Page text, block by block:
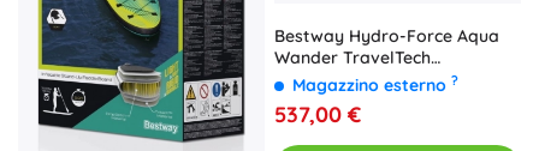
Bestway Hydro-Force Aqua
Wander TravelTech
paddleboard SUP gonfiabile
305 × 84 × 12 cm con pagaia
Magazzino esterno ?
537,00 €